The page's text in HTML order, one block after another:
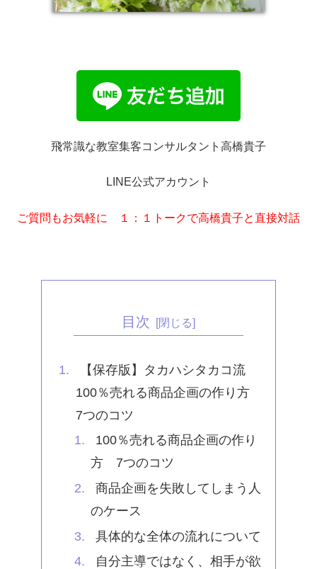
飛常識な教室集客コンサルタント高橋貴子
LINE公式アカウント
ご質問もお気軽に １：１トークで高橋貴子と直接対話
目次
【保存版】タカハシタカコ流
100％売れる商品企画の作り方
7つのコツ
100％売れる商品企画の作り
方 7つのコツ
商品企画を失敗してしまう人
のケース
具体的な全体の流れについて
自分主導ではなく、相手が欲